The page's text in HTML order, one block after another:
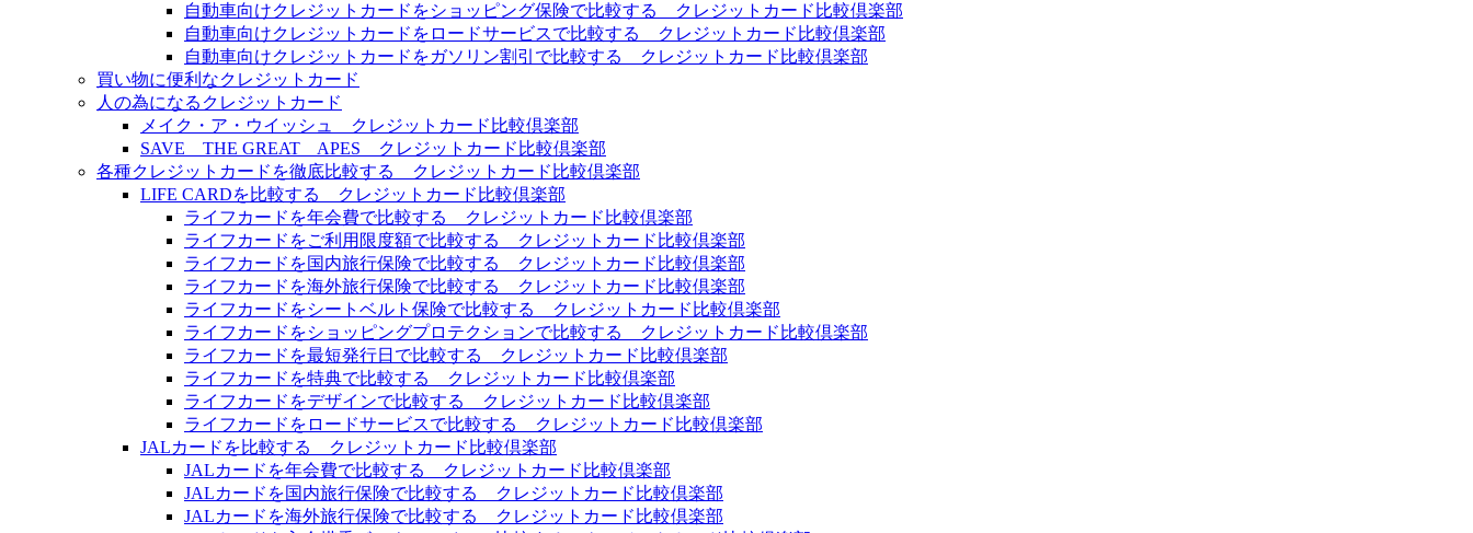
自動車向けクレジットカードをショッピング保険で比較する クレジットカード比較倶楽部
自動車向けクレジットカードをロードサービスで比較する クレジットカード比較倶楽部
自動車向けクレジットカードをガソリン割引で比較する クレジットカード比較倶楽部
買い物に便利なクレジットカード
人の為になるクレジットカード
メイク・ア・ウイッシュ クレジットカード比較倶楽部
SAVE THE GREAT APES クレジットカード比較倶楽部
各種クレジットカードを徹底比較する クレジットカード比較倶楽部
LIFE CARDを比較する クレジットカード比較倶楽部
ライフカードを年会費で比較する クレジットカード比較倶楽部
ライフカードをご利用限度額で比較する クレジットカード比較倶楽部
ライフカードを国内旅行保険で比較する クレジットカード比較倶楽部
ライフカードを海外旅行保険で比較する クレジットカード比較倶楽部
ライフカードをシートベルト保険で比較する クレジットカード比較倶楽部
ライフカードをショッピングプロテクションで比較する クレジットカード比較倶楽部
ライフカードを最短発行日で比較する クレジットカード比較倶楽部
ライフカードを特典で比較する クレジットカード比較倶楽部
ライフカードをデザインで比較する クレジットカード比較倶楽部
ライフカードをロードサービスで比較する クレジットカード比較倶楽部
JALカードを比較する クレジットカード比較倶楽部
JALカードを年会費で比較する クレジットカード比較倶楽部
JALカードを国内旅行保険で比較する クレジットカード比較倶楽部
JALカードを海外旅行保険で比較する クレジットカード比較倶楽部